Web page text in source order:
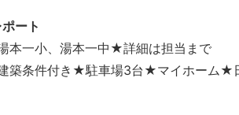
ート
本一小、湯本一中★詳細は担当まで
築条件付き★駐車場3台★マイホーム★